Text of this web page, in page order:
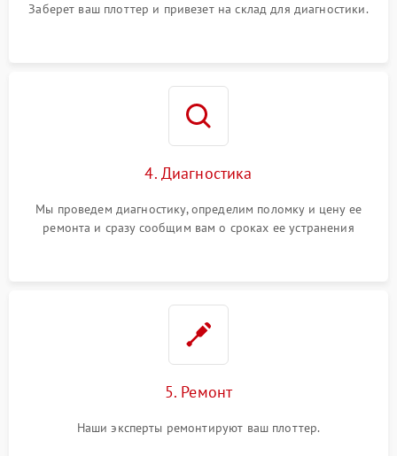
Заберет ваш плоттер и привезет на склад для диагностики.
4. Диагностика
Мы проведем диагностику, определим поломку и цену ее
ремонта и сразу сообщим вам о сроках ее устранения
5. Ремонт
Наши эксперты ремонтируют ваш плоттер.